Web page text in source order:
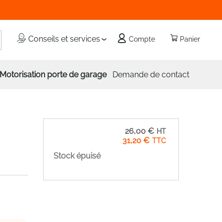
Panier
Conseils et services Compte
Motorisation porte de garage Demande de contact
31,20 €
26,00 €
Stock épuisé